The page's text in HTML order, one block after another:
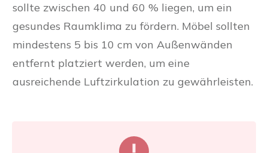
sollte zwischen 40 und 60 % liegen, um ein
gesundes Raumklima zu fördern. Möbel sollten
mindestens 5 bis 10 cm von Außenwänden
entfernt platziert werden, um eine
ausreichende Luftzirkulation zu gewährleisten.